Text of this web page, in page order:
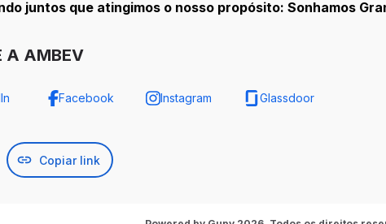
juntos que atingimos o nosso propósito: Sonhamos
A AMBEV
Facebook Instagram Glassdoor
Copiar link